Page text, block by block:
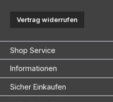
Vertrag widerrufen
Shop Service
Informationen
Sicher Einkaufen